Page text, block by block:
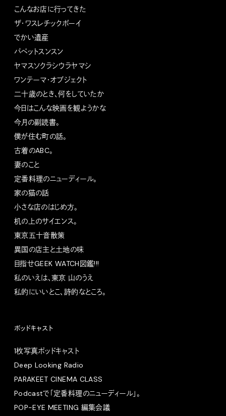
こんなお店に行ってきた
ザ・ワスレチックボーイ
でかい遺産
パペットスンスン
ヤマスソクラシウラヤマシ
ワンテーマ・オブジェクト
二十歳のとき、何をしていたか
今日はこんな映画を観ようかな
今月の副読書。
僕が住む町の話。
古着のABC。
妻のこと
定番料理のニューディール。
家の猫の話
小さな店のはじめ方。
机の上のサイエンス。
東京五十音散策
異国の店主と土地の味
目指せGEEK WATCH図鑑!!!
私のいえは、東京 山のうえ
私的にいいとこ、詩的なところ。
ポッドキャスト
1枚写真ポッドキャスト
Deep Looking Radio
PARAKEET CINEMA CLASS
Podcastで「定番料理のニューディール」。
POP-EYE MEETING 編集会議